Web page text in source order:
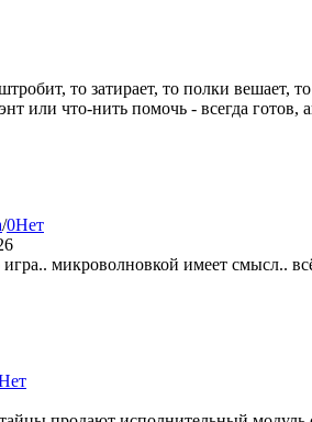
то затирает, то полки вешает,
или что-нить помочь - всегда готов,
/0Нет
игра.. микроволновкой имеет смысл..